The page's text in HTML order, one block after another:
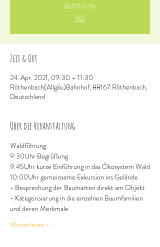
abgeschlossen.
Okay
Zeit & Ort
24. Apr. 2021, 09:30 – 11:30
Röthenbach(Allgäu)Bahnhof, 88167 Röthenbach,
Deutschland
Über die Veranstaltung
Waldführung
9:30Uhr Begrüßung
9:45Uhr kurze Einführung in das Ökosystem Wald
10:00Uhr gemeinsame Exkursion ins Gelände
- Besprechung der Baumarten direkt am Objekt
- Kategorisierung in die einzelnen Baumfamilien
und deren Merkmale
Weiterlesen >